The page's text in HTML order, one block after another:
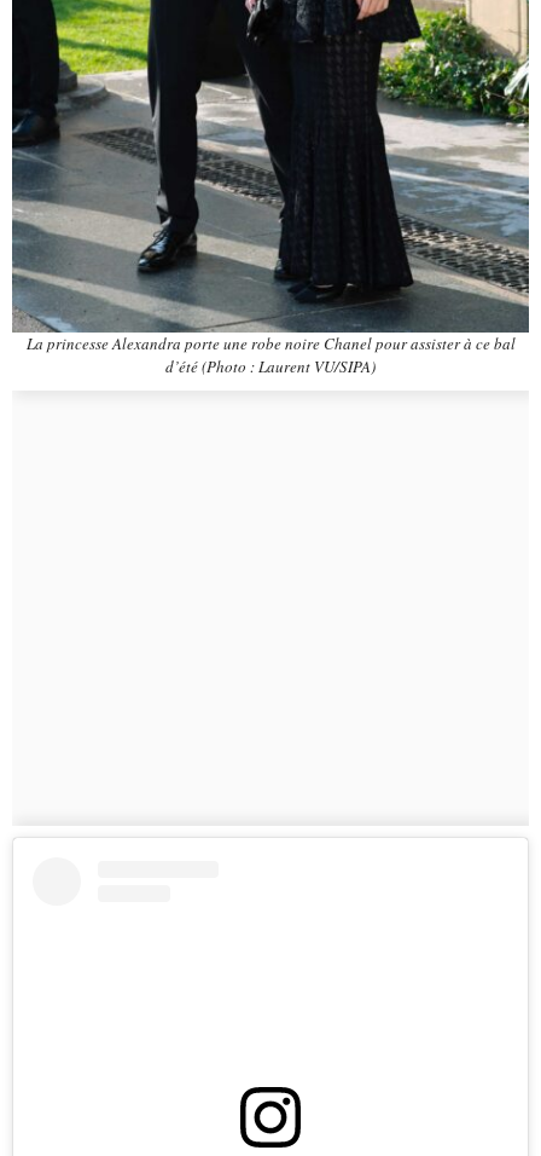
La princesse Alexandra porte une robe noire Chanel pour assister à ce bal
d’été (Photo : Laurent VU/SIPA)